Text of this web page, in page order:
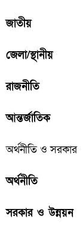
জাতীয়
জেলা/স্থানীয়
রাজনীতি
আন্তর্জাতিক
অর্থনীতি ও সরকার
অর্থনীতি
সরকার ও উন্নয়ন